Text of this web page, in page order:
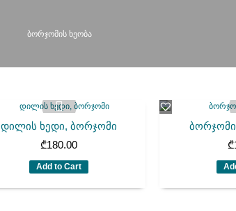
ბორჯომის ხეობა
დილის ხედი, ბორჯომი
₾180.00
Add to Cart
₾